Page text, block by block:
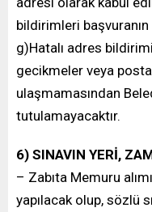
bildirimleri
g)Hatalı adres
gecikmeler veya
ulaşmamasından
tutulamayacaktır.
6) SINAVIN YERİ,
– Zabıta Memuru
yapılacak olup, sözlü